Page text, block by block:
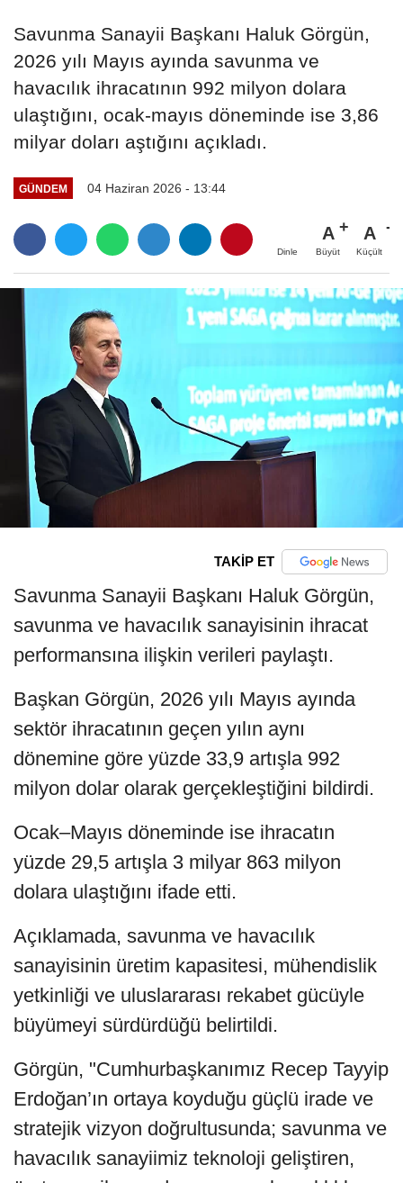
Savunma Sanayii Başkanı Haluk Görgün,
2026 yılı Mayıs ayında savunma ve
havacılık ihracatının 992 milyon dolara
ulaştığını, ocak-mayıs döneminde ise 3,86
milyar doları aştığını açıkladı.
GÜNDEM 04 Haziran 2026 - 13:44
Dinle
A
Büyüt
A
Küçült
TAKİP ET
Savunma Sanayii Başkanı Haluk Görgün,
savunma ve havacılık sanayisinin ihracat
performansına ilişkin verileri paylaştı.
Başkan Görgün, 2026 yılı Mayıs ayında
sektör ihracatının geçen yılın aynı
dönemine göre yüzde 33,9 artışla 992
milyon dolar olarak gerçekleştiğini bildirdi.
Ocak–Mayıs döneminde ise ihracatın
yüzde 29,5 artışla 3 milyar 863 milyon
dolara ulaştığını ifade etti.
Açıklamada, savunma ve havacılık
sanayisinin üretim kapasitesi, mühendislik
yetkinliği ve uluslararası rekabet gücüyle
büyümeyi sürdürdüğü belirtildi.
Görgün, "Cumhurbaşkanımız Recep Tayyip
Erdoğan’ın ortaya koyduğu güçlü irade ve
stratejik vizyon doğrultusunda; savunma ve
havacılık sanayiimiz teknoloji geliştiren,